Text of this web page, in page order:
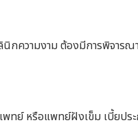
กความงาม ต้องมีการพิจาร
ทย์ หรือแพทย์ฝังเข็ม เบี้ยป